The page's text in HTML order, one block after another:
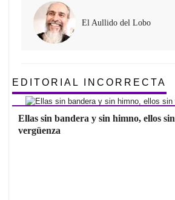
El Aullido del Lobo
EDITORIAL INCORRECTA
Ellas sin bandera y sin himno, ellos sin
vergüenza